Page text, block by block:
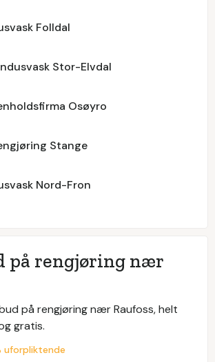
Folldal
Stor-Elvdal
Osøyro
Stange
Nord-Fron
på rengjøring nær
på rengjøring nær Raufoss, helt
gratis.
uforpliktende